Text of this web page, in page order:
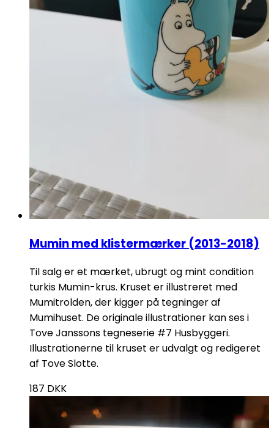
Mumin med klistermærker (2013-2018)
Til salg er et mærket, ubrugt og mint condition
turkis Mumin-krus. Kruset er illustreret med
Mumitrolden, der kigger på tegninger af
Mumihuset. De originale illustrationer kan ses i
Tove Janssons tegneserie #7 Husbyggeri.
Illustrationerne til kruset er udvalgt og redigeret
af Tove Slotte.
187 DKK